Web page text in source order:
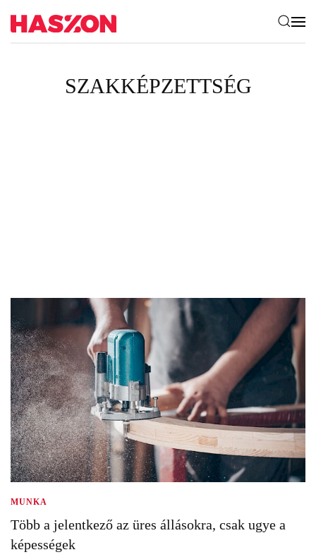
SZAKKÉPZETTSÉG
MUNKA
Több a jelentkező az üres állásokra, csak ugye a
képességek